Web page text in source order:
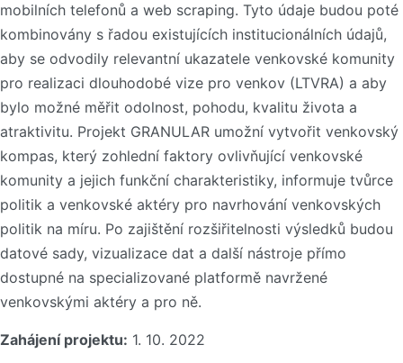
mobilních telefonů a web scraping. Tyto údaje budou poté
kombinovány s řadou existujících institucionálních údajů,
aby se odvodily relevantní ukazatele venkovské komunity
pro realizaci dlouhodobé vize pro venkov (LTVRA) a aby
bylo možné měřit odolnost, pohodu, kvalitu života a
atraktivitu. Projekt GRANULAR umožní vytvořit venkovský
kompas, který zohlední faktory ovlivňující venkovské
komunity a jejich funkční charakteristiky, informuje tvůrce
politik a venkovské aktéry pro navrhování venkovských
politik na míru. Po zajištění rozšiřitelnosti výsledků budou
datové sady, vizualizace dat a další nástroje přímo
dostupné na specializované platformě navržené
venkovskými aktéry a pro ně.
Zahájení projektu: 1. 10. 2022